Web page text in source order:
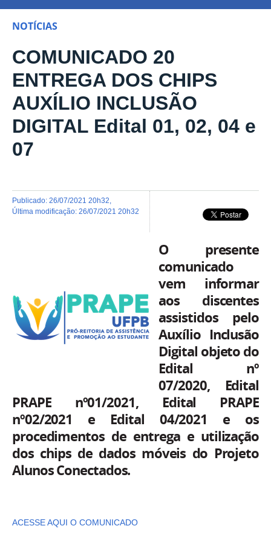
NOTÍCIAS
COMUNICADO 20
ENTREGA DOS CHIPS
AUXÍLIO INCLUSÃO
DIGITAL Edital 01, 02, 04 e
07
publicado: 26/07/2021 20h32
última modificação: 26/07/2021 20h32
O presente
comunicado
vem informar
aos discentes
assistidos pelo
Auxílio Inclusão
Digital objeto do
Edital nº
07/2020,
Edital
PRAPE nº01/2021, Edital PRAPE
nº02/2021 e Edital 04/2021 e os
procedimentos de entrega e utilização
dos chips de dados móveis do Projeto
Alunos Conectados.
ACESSE AQUI O COMUNICADO